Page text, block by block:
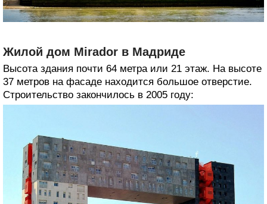
Жилой дом Mirador в Мадриде
Высота здания почти 64 метра или 21 этаж. На высоте
37 метров на фасаде находится большое отверстие.
Строительство закончилось в 2005 году: